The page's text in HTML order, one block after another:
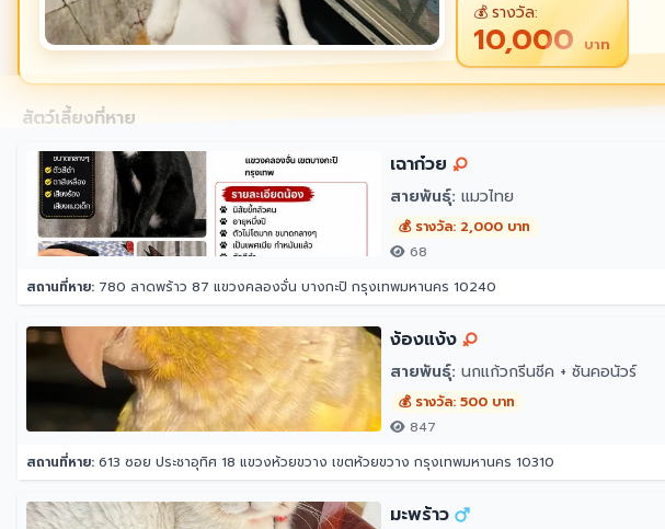
💰 รางวัล:
10,000บาท
สัตว์เลี้ยงที่หาย
เฉาก๋วย
สายพันธุ์: แมวไทย
💰 รางวัล: 2,000 บาท
68
สถานที่หาย: 780 ลาดพร้าว 87 แขวงคลองจั่น บางกะปิ กรุงเทพมหานคร 10240
ง้องแง้ง
สายพันธุ์: นกแก้วกรีนชีค + ซันคอนัวร์
💰 รางวัล: 500 บาท
847
สถานที่หาย: 613 ซอย ประชาอุทิศ 18 แขวงห้วยขวาง เขตห้วยขวาง กรุงเทพมหานคร 10310
มะพร้าว